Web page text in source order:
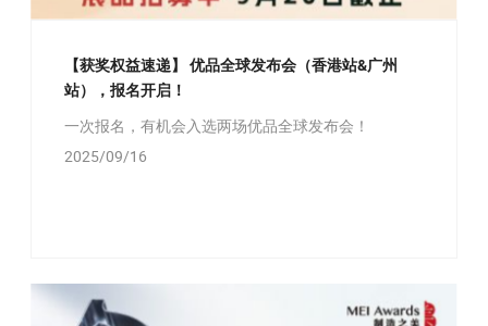
【获奖权益速递】 优品全球发布会（香港站&广州
站），报名开启！
一次报名，有机会入选两场优品全球发布会！
2025/09/16